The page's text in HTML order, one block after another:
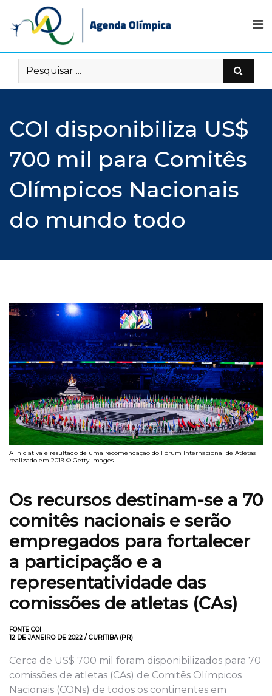
content
COI disponibiliza US$
700 mil para Comitês
Olímpicos Nacionais
do mundo todo
A iniciativa é resultado de uma recomendação do Fórum Internacional de Atletas
realizado em 2019 © Getty Images
Os recursos destinam-se a 70
comitês nacionais e serão
empregados para fortalecer
a participação e a
representatividade das
comissões de atletas (CAs)
FONTE COI
12 DE JANEIRO DE 2022 / CURITIBA (PR)
Cerca de US$ 700 mil foram disponibilizados para 70
comissões de atletas (CAs) de Comitês Olímpicos
Nacionais (CONs) de todos os continentes em